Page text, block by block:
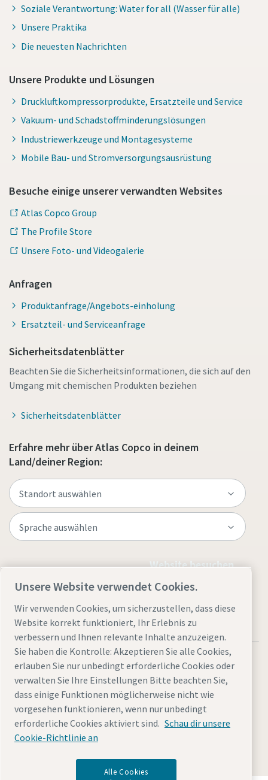
Soziale Verantwortung: Water for all (Wasser für alle)
Unsere Praktika
Die neuesten Nachrichten
Unsere Produkte und Lösungen
Druckluftkompressorprodukte, Ersatzteile und Service
Vakuum- und Schadstoffminderungslösungen
Industriewerkzeuge und Montagesysteme
Mobile Bau- und Stromversorgungsausrüstung
Besuche einige unserer verwandten Websites
Atlas Copco Group
The Profile Store
Unsere Foto- und Videogalerie
Anfragen
Produktanfrage/Angebots-einholung
Ersatzteil- und Serviceanfrage
Sicherheitsdatenblätter
Beachten Sie die Sicherheitsinformationen, die sich auf den
Umgang mit chemischen Produkten beziehen
Sicherheitsdatenblätter
Erfahre mehr über Atlas Copco in deinem
Land/deiner Region:
Website besuchen
Rechtliche Hinweise und Datenschutzerklärung
Cookies verwaltenBarrierefreiheitSitemap
Unsere Website verwendet Cookies.
Wir verwenden Cookies, um sicherzustellen, dass diese
Website korrekt funktioniert, Ihr Erlebnis zu
verbessern und Ihnen relevante Inhalte anzuzeigen.
Sie haben die Kontrolle: Akzeptieren Sie alle Cookies,
erlauben Sie nur unbedingt erforderliche Cookies oder
verwalten Sie Ihre Einstellungen Bitte beachten Sie,
dass einige Funktionen möglicherweise nicht wie
vorgesehen funktionieren, wenn nur unbedingt
erforderliche Cookies aktiviert sind. Schau dir unsere
Cookie-Richtlinie an
Alle Cookies